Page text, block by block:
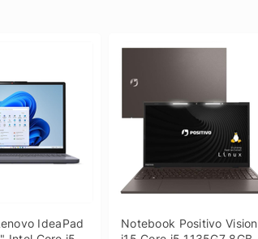
IdeaPad
Notebook Positivo Vision